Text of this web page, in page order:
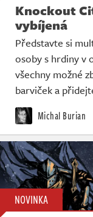
Databáze
Komunita
Redakce
Živě
Knockout
vybíjená
Představte si
osoby s hrdiny v
všechny možné
barviček a
Michal Burian
NOVINKA